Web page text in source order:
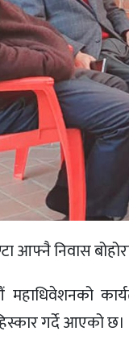
आफ्नै निवास
गर्दे आएको छ।